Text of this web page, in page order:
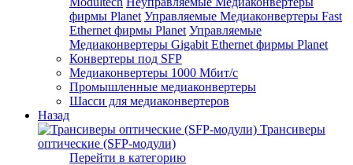
фирмы Planet Управляемые Медиаконвертеры Fast
Ethernet фирмы Planet Управляемые
Медиаконвертеры Gigabit Ethernet фирмы Planet
Конвертеры под SFP
Медиаконвертеры 1000 Мбит/с
Промышленные медиаконвертеры
Шасси для медиаконвертеров
Назад
Трансиверы
оптические (SFP-модули)
Перейти в категорию